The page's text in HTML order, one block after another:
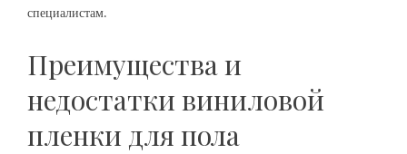
специалистам.
Преимущества и
недостатки виниловой
пленки для пола